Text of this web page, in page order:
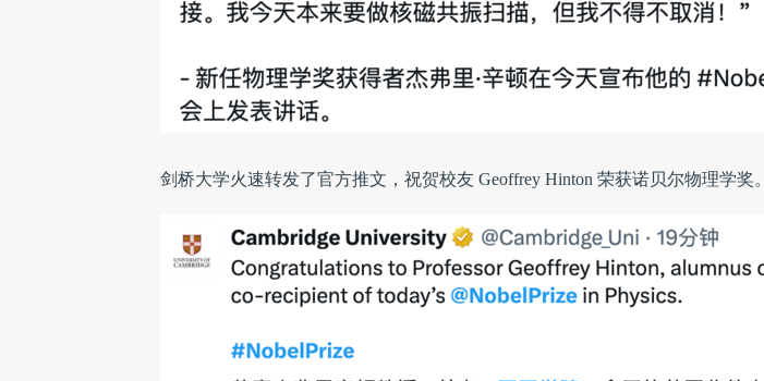
剑桥大学火速转发了官方推文，祝贺校友 Geoffrey Hinton 荣获诺贝尔物理学奖。